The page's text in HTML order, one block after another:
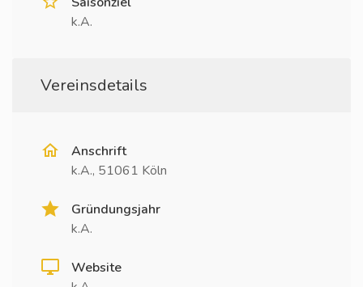
k.A.
Vereinsdetails
Anschrift
k.A., 51061 Köln
Gründungsjahr
k.A.
Website